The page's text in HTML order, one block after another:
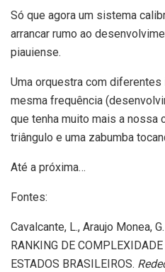
Só que agora um sistema
arrancar rumo ao
piauiense.
Uma orquestra com
mesma frequência
que tenha muito mais a nossa
triângulo e uma zabumba
Até a próxima…
Fontes:
Cavalcante, L., Araujo Monea,
RANKING DE
ESTADOS BRASILEIROS.